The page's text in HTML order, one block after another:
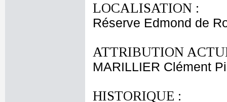
LOCALISATION :
Réserve Edmond de
ATTRIBUTION
MARILLIER Clément
HISTORIQUE :